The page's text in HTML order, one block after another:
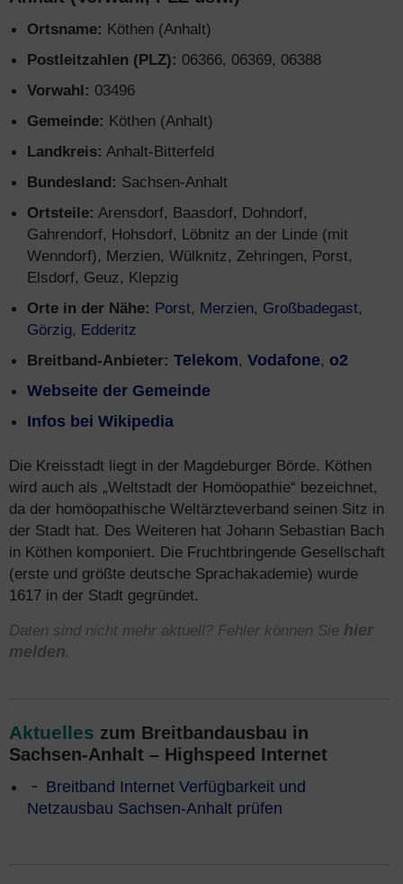
Ortsname: Köthen (Anhalt)
Postleitzahlen (PLZ): 06366, 06369, 06388
Vorwahl: 03496
Gemeinde: Köthen (Anhalt)
Landkreis: Anhalt-Bitterfeld
Bundesland: Sachsen-Anhalt
Ortsteile: Arensdorf, Baasdorf, Dohndorf,
Gahrendorf, Hohsdorf, Löbnitz an der Linde (mit
Wenndorf), Merzien, Wülknitz, Zehringen, Porst,
Elsdorf, Geuz, Klepzig
Orte in der Nähe: Porst, Merzien, Großbadegast,
Görzig, Edderitz
Breitband-Anbieter: Telekom, Vodafone, o2
Webseite der Gemeinde
Infos bei Wikipedia
Die Kreisstadt liegt in der Magdeburger Börde. Köthen
wird auch als „Weltstadt der Homöopathie“ bezeichnet,
da der homöopathische Weltärzteverband seinen Sitz in
der Stadt hat. Des Weiteren hat Johann Sebastian Bach
in Köthen komponiert. Die Fruchtbringende Gesellschaft
(erste und größte deutsche Sprachakademie) wurde
1617 in der Stadt gegründet.
Daten sind nicht mehr aktuell? Fehler können Sie hier
melden.
Aktuelles zum Breitbandausbau in
Sachsen-Anhalt – Highspeed Internet
Breitband Internet Verfügbarkeit und
Netzausbau Sachsen-Anhalt prüfen